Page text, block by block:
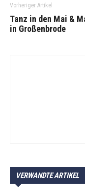
Vorheriger Artikel
Tanz in den Mai &
in Großenbrode
VERWANDTE ARTIKEL